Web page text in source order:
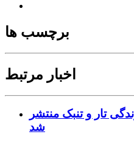
برچسب ها
اخبار مرتبط
تار و تنبک منتشر
شد